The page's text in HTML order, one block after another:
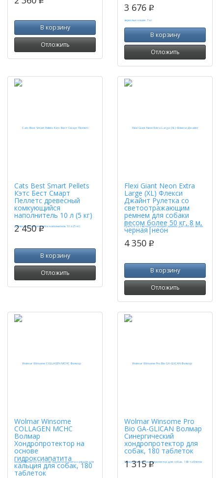
В корзину
Отложить
3 676 p
В корзину
Отложить
Cats Best Smart Pellets
Кэтс Бест Смарт
Пеллетс древесный
комкующийся
наполнитель 10 л (5 кг)
2 450p
В корзину
Отложить
Flexi Giant Neon Extra
Large (XL) Флекси
Джайнт Рулетка со
светоотражающим
ремнем для собаки
весом более 50 кг, 8 м,
черная|неон
4 350 p
В корзину
Отложить
Wolmar Winsome
COLLAGEN MCHC
Волмар
Хондропротектор на
основе
гидроксиапатита
кальция для собак, 180
таблеток
Wolmar Winsome Pro
Bio GA-GLICAN Волмар
Синергический
хондропротектор для
собак, 180 таблеток
1 315p